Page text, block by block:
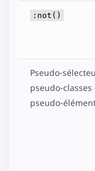
:not()
Pseudo-
pseudo-classes
pseudo-